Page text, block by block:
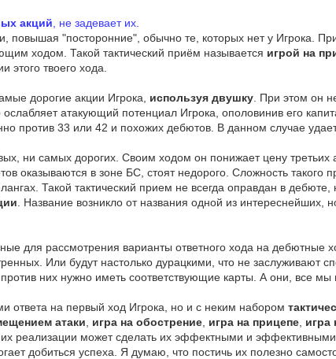
акций , не задевает их.
повышая "посторонние", обычно те, которых нет у Игрока.
ходом. Такой тактический приём называется игрой на
твоего хода.
дорогие акции Игрока, используя двушку . При этом он
атакующий потенциал Игрока, ополовинив его
против 33 или 42 и похожих дебютов. В данном случае
ни самых дорогих. Своим ходом он понижает цену
оказываются в зоне БС, стоят недорого. Сложность такого
Такой тактический прием не всегда оправдан в
. Название возникло от названия одной из интереснейших,
для рассмотрения варианты ответного хода на дебютные
Или будут настолько дурацкими, что не заслуживают
них нужно иметь соответствующие карты. А они, все мы
ответа на первый ход Игрока, но и с неким набором
атаки игра на обострение игра на прицепе игра
реализации может сделать их эффектными и
добиться успеха. Я думаю, что постичь их полезно